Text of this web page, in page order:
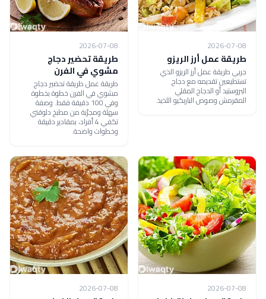
2026-07-08
طريقة عمل أرز الريزو
جربي طريقة عمل أرز الريزو الذي
تستطيعين تقديمه مع دجاج
البروستيد أو الدجاج المقلي
المقرمش وصوص الباربكيو اللذيذ.
2026-07-08
طريقة تحضير دجاج
مشوي في الفرن
طريقة عمل طريقة تحضير دجاج
مشوي في الفرن خطوة بخطوة
وفي 100 دقيقة فقط. وصفة
سهلة ومجرّبة من مطبخ دلوقتي
تكفي 4 أفراد، بمقادير دقيقة
وخطوات واضحة.
2026-07-08
2026-07-08